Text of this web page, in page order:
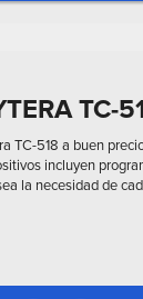
TC-
TC-518 a buen
incluyen
la necesidad de